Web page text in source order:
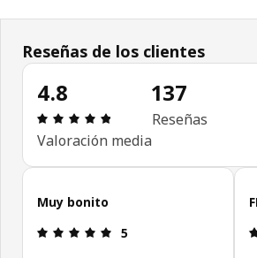
Reseñas de los clientes
4.8
Revisión: 4.8 fuera de
Valoración media
137
Reseñas
Omitir reseñas de clientes
Muy bonito
Revisión: 5 fuera de 5
5